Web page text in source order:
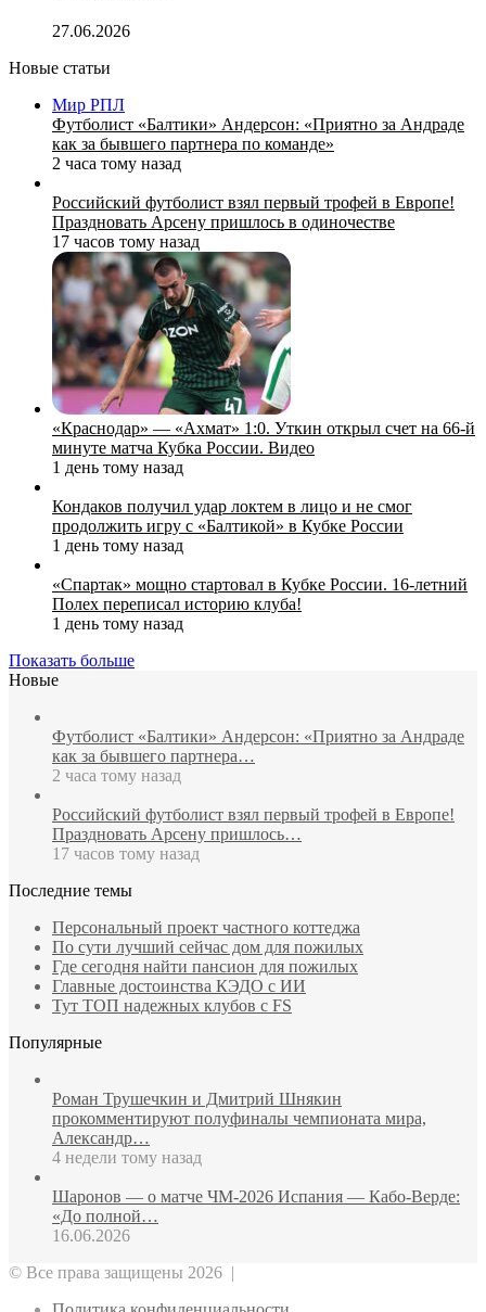
27.06.2026
Новые статьи
Мир РПЛ
Футболист «Балтики» Андерсон: «Приятно за Андраде
как за бывшего партнера по команде»
2 часа тому назад
Российский футболист взял первый трофей в Европе!
Праздновать Арсену пришлось в одиночестве
17 часов тому назад
«Краснодар» — «Ахмат» 1:0. Уткин открыл счет на 66‑й
минуте матча Кубка России. Видео
1 день тому назад
Кондаков получил удар локтем в лицо и не смог
продолжить игру с «Балтикой» в Кубке России
1 день тому назад
«Спартак» мощно стартовал в Кубке России. 16-летний
Полех переписал историю клуба!
1 день тому назад
Показать больше
Новые
Футболист «Балтики» Андерсон: «Приятно за Андраде
как за бывшего партнера…
2 часа тому назад
Российский футболист взял первый трофей в Европе!
Праздновать Арсену пришлось…
17 часов тому назад
Последние темы
Персональный проект частного коттеджа
По сути лучший сейчас дом для пожилых
Где сегодня найти пансион для пожилых
Главные достоинства КЭДО с ИИ
Тут ТОП надежных клубов с FS
Популярные
Роман Трушечкин и Дмитрий Шнякин
прокомментируют полуфиналы чемпионата мира,
Александр…
4 недели тому назад
Шаронов — о матче ЧМ‑2026 Испания — Кабо‑Верде:
«До полной…
16.06.2026
© Все права защищены 2026 |